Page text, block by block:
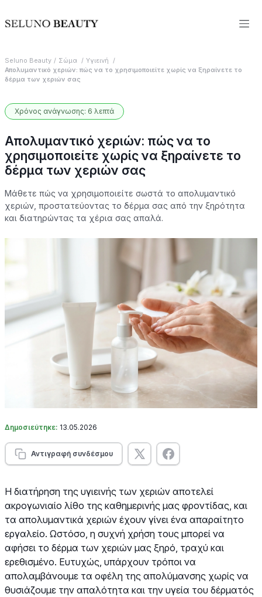
Seluno Beauty Σώμα
Υγιεινή
Απολυμαντικό χεριών: πώς να το χρησιμοποιείτε χωρίς να ξηραίνετε το
δέρμα των χεριών σας
Χρόνος ανάγνωσης: 6 λεπτά
Απολυμαντικό χεριών: πώς να το
χρησιμοποιείτε χωρίς να ξηραίνετε το
δέρμα των χεριών σας
Μάθετε πώς να χρησιμοποιείτε σωστά το απολυμαντικό
χεριών, προστατεύοντας το δέρμα σας από την ξηρότητα
και διατηρώντας τα χέρια σας απαλά.
Δημοσιεύτηκε: 13.05.2026
Αντιγραφή συνδέσμου
Η διατήρηση της υγιεινής των χεριών αποτελεί
ακρογωνιαίο λίθο της καθημερινής μας φροντίδας, και
τα απολυμαντικά χεριών έχουν γίνει ένα απαραίτητο
εργαλείο. Ωστόσο, η συχνή χρήση τους μπορεί να
αφήσει το δέρμα των χεριών μας ξηρό, τραχύ και
ερεθισμένο. Ευτυχώς, υπάρχουν τρόποι να
απολαμβάνουμε τα οφέλη της απολύμανσης χωρίς να
θυσιάζουμε την απαλότητα και την υγεία του δέρματός